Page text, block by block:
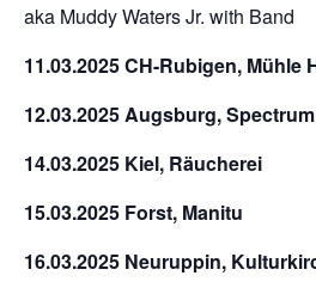
aka Muddy Waters Jr. with Band
11.03.2025 CH-Rubigen, Mühle
12.03.2025 Augsburg, Spectrum
14.03.2025 Kiel, Räucherei
15.03.2025 Forst, Manitu
16.03.2025 Neuruppin,